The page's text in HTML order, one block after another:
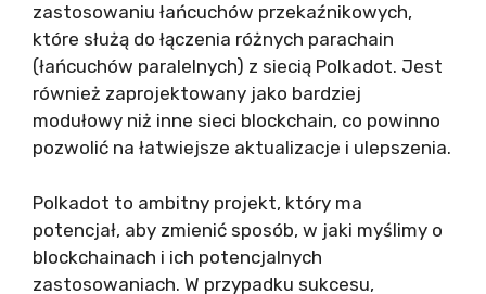
zastosowaniu łańcuchów przekaźnikowych,
które służą do łączenia różnych parachain
(łańcuchów paralelnych) z siecią Polkadot. Jest
również zaprojektowany jako bardziej
modułowy niż inne sieci blockchain, co powinno
pozwolić na łatwiejsze aktualizacje i ulepszenia.
Polkadot to ambitny projekt, który ma
potencjał, aby zmienić sposób, w jaki myślimy o
blockchainach i ich potencjalnych
zastosowaniach. W przypadku sukcesu,